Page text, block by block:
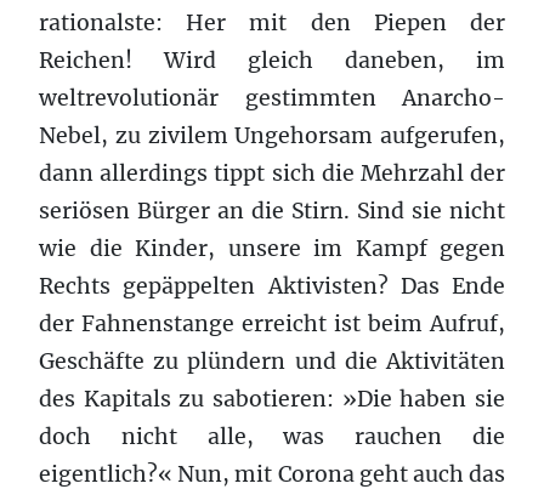
rationalste: Her mit den Piepen der
Reichen! Wird gleich daneben, im
weltrevolutionär gestimmten Anarcho-
Nebel, zu zivilem Ungehorsam aufgerufen,
dann allerdings tippt sich die Mehrzahl der
seriösen Bürger an die Stirn. Sind sie nicht
wie die Kinder, unsere im Kampf gegen
Rechts gepäppelten Aktivisten? Das Ende
der Fahnenstange erreicht ist beim Aufruf,
Geschäfte zu plündern und die Aktivitäten
des Kapitals zu sabotieren: »Die haben sie
doch nicht alle, was rauchen die
eigentlich?« Nun, mit Corona geht auch das